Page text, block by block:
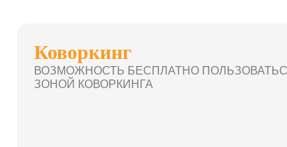
Коворкинг
ВОЗМОЖНОСТЬ БЕСПЛАТНО
ЗОНОЙ КОВОРКИНГА